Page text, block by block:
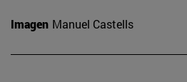
Imagen Manuel Castells